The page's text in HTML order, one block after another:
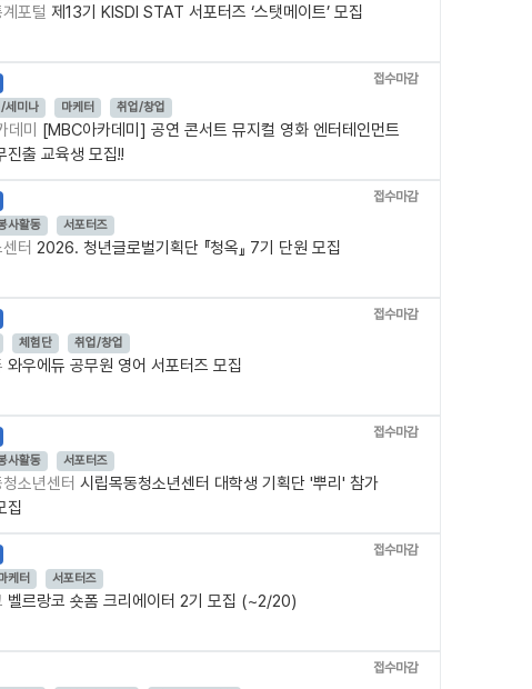
포털 제13기 KISDI STAT 서포터즈 ‘스탯메이트’ 모집
접수마감
세미나
마케터 취업/창업
데미 [MBC아카데미] 공연 콘서트 뮤지컬 영화 엔터테인먼트
진출 교육생 모집!!
접수마감
사활동 서포터즈
터 2026. 청년글로벌기획단 『청옥』 7기 단원 모집
접수마감
체험단 취업/창업
와우에듀 공무원 영어 서포터즈 모집
접수마감
사활동 서포터즈
소년센터 시립목동청소년센터 대학생 기획단 '뿌리' 참가
집
접수마감
케터 서포터즈
벨르랑코 숏폼 크리에이터 2기 모집 (~2/20)
접수마감